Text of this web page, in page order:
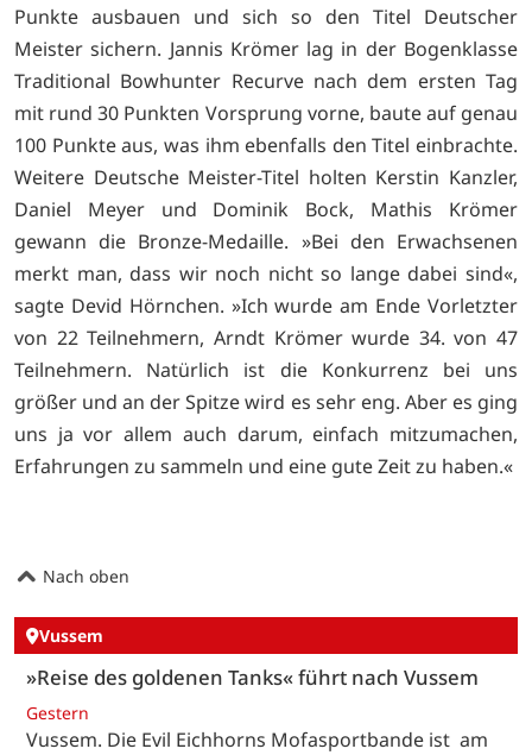
Punkte ausbauen und sich so den Titel Deutscher
Meister sichern. Jannis Krömer lag in der Bogenklasse
Traditional Bowhunter Recurve nach dem ersten Tag
mit rund 30 Punkten Vorsprung vorne, baute auf genau
100 Punkte aus, was ihm ebenfalls den Titel einbrachte.
Weitere Deutsche Meister-Titel holten Kerstin Kanzler,
Daniel Meyer und Dominik Bock, Mathis Krömer
gewann die Bronze-Medaille. »Bei den Erwachsenen
merkt man, dass wir noch nicht so lange dabei sind«,
sagte Devid Hörnchen. »Ich wurde am Ende Vorletzter
von 22 Teilnehmern, Arndt Krömer wurde 34. von 47
Teilnehmern. Natürlich ist die Konkurrenz bei uns
größer und an der Spitze wird es sehr eng. Aber es ging
uns ja vor allem auch darum, einfach mitzumachen,
Erfahrungen zu sammeln und eine gute Zeit zu haben.«
Nach oben
Vussem
»Reise des goldenen Tanks« führt nach Vussem
Gestern
Vussem. Die Evil Eichhorns Mofasportbande ist am